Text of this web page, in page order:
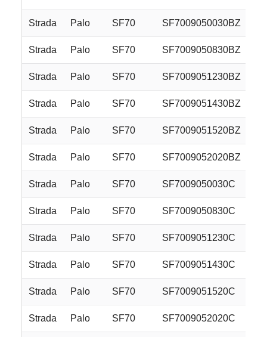
Strada Palo SF70 SF7009050030BZ
Strada Palo SF70 SF7009050830BZ
Strada Palo SF70 SF7009051230BZ
Strada Palo SF70 SF7009051430BZ
Strada Palo SF70 SF7009051520BZ
Strada Palo SF70 SF7009052020BZ
Strada Palo SF70 SF7009050030C
Strada Palo SF70 SF7009050830C
Strada Palo SF70 SF7009051230C
Strada Palo SF70 SF7009051430C
Strada Palo SF70 SF7009051520C
Strada Palo SF70 SF7009052020C